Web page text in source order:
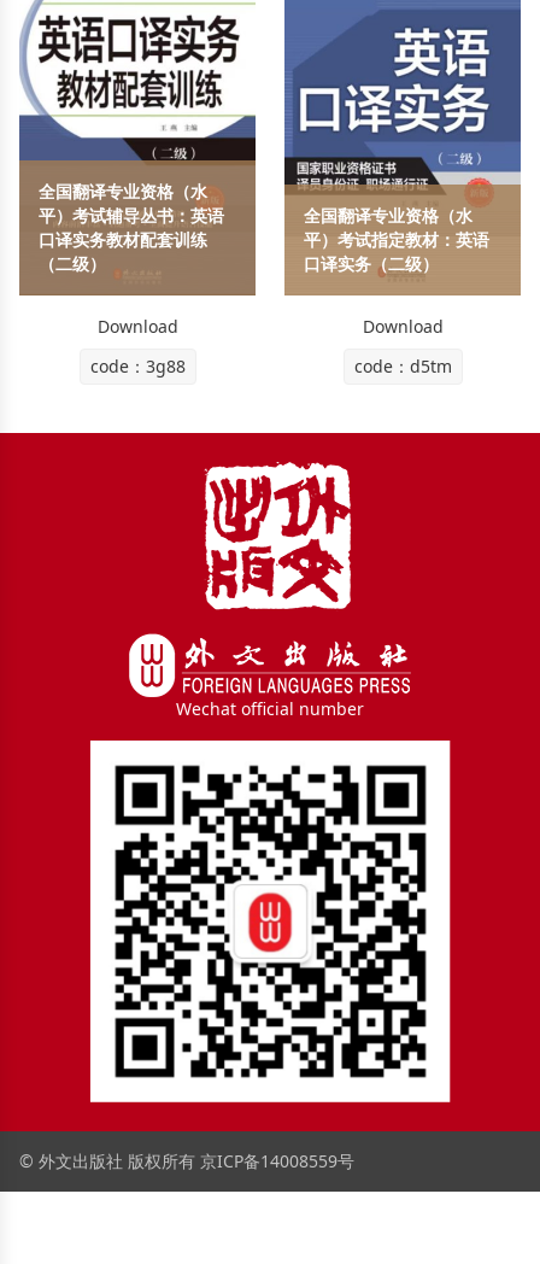
全国翻译专业资格（水
平）考试辅导丛书：英语
口译实务教材配套训练
（二级）
Download
code：3g88
全国翻译专业资格（水
平）考试指定教材：英语
口译实务（二级）
Download
code：d5tm
Wechat official number
© 外文出版社 版权所有 京ICP备14008559号